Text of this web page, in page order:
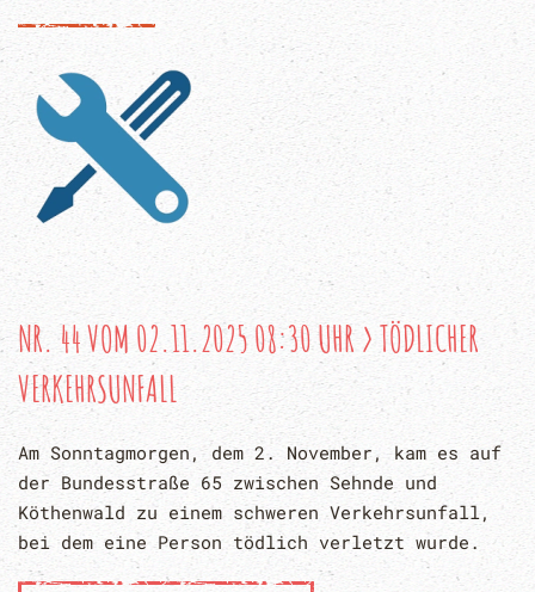
NR. 44 VOM 02.11.2025 08:30 UHR > TÖDLICHER
VERKEHRSUNFALL
Am Sonntagmorgen, dem 2. November, kam es auf
der Bundesstraße 65 zwischen Sehnde und
Köthenwald zu einem schweren Verkehrsunfall,
bei dem eine Person tödlich verletzt wurde.